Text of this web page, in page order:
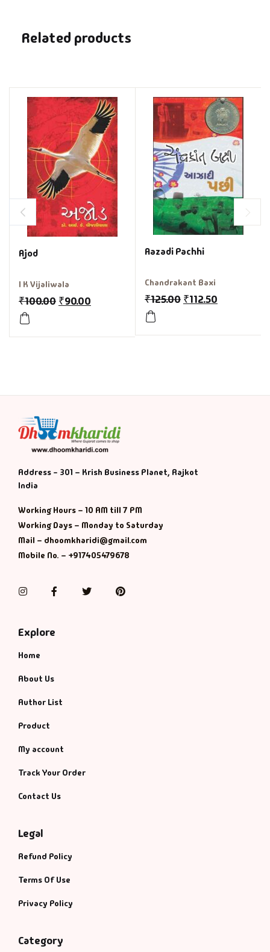
Related products
Ajod
I K Vijaliwala
₹100.00 ₹90.00
Aazadi Pachhi
Chandrakant Baxi
₹125.00 ₹112.50
Address - 301 – Krish Business Planet, Rajkot
India
Working Hours – 10 AM till 7 PM
Working Days – Monday to Saturday
Mail – dhoomkharidi@gmail.com
Mobile No. – +917405479678
InstagramFacebookTwitterPinterest
Explore
Home
About Us
Author List
Product
My account
Track Your Order
Contact Us
Legal
Refund Policy
Terms Of Use
Privacy Policy
Category